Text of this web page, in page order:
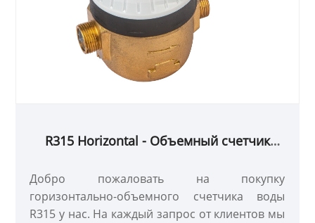
R315 Horizontal - Объемный счетчик
Добро пожаловать на покупку
горизонтально-объемного счетчика воды
R315 у нас. На каждый запрос от клиентов мы